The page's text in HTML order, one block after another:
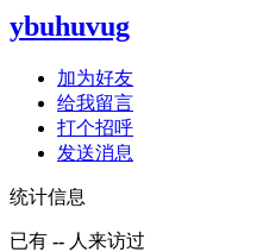
ybuhuvug
加为好友
给我留言
打个招呼
发送消息
统计信息
已有 -- 人来访过